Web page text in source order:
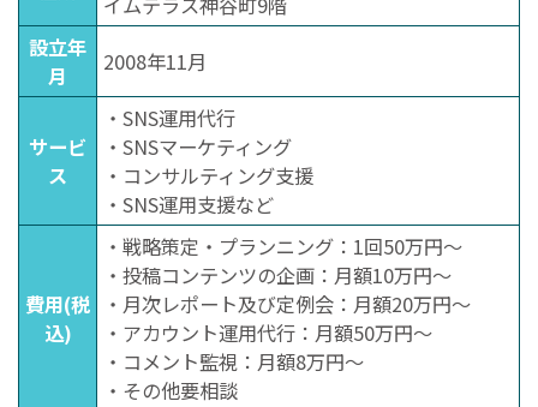
設立年
月
2008年11月
サービ
ス
・SNS運用代行
・SNSマーケティング
・コンサルティング支援
・SNS運用支援など
費用(税
込)
・戦略策定・プランニング：1回50万円〜
・投稿コンテンツの企画：月額10万円〜
・月次レポート及び定例会：月額20万円〜
・アカウント運用代行：月額50万円〜
・コメント監視：月額8万円〜
・その他要相談